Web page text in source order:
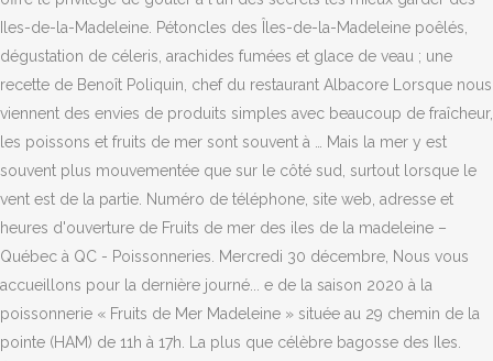
Iles-de-la-Madeleine. Pétoncles des Îles-de-la-Madeleine poêlés,
dégustation de céleris, arachides fumées et glace de veau ; une
recette de Benoît Poliquin, chef du restaurant Albacore Lorsque nous
viennent des envies de produits simples avec beaucoup de fraîcheur,
les poissons et fruits de mer sont souvent à … Mais la mer y est
souvent plus mouvementée que sur le côté sud, surtout lorsque le
vent est de la partie. Numéro de téléphone, site web, adresse et
heures d'ouverture de Fruits de mer des iles de la madeleine –
Québec à QC - Poissonneries. Mercredi 30 décembre, Nous vous
accueillons pour la dernière journé... e de la saison 2020 à la
poissonnerie « Fruits de Mer Madeleine » située au 29 chemin de la
pointe (HAM) de 11h à 17h. La plus que célèbre bagosse des Iles.